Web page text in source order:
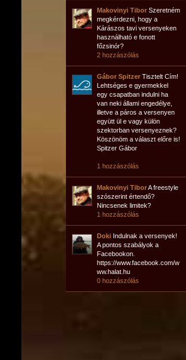
Makovinyi Tibor Szeretném
megkérdezni, hogy a
Kárászos tavi versenyeken
használható e fonott
főzsinór?
2 hozzászólás
Gábor Spitzer Tisztelt Cím!
Lehtséges e gyermekkel
egy csapatban indulni ha
van neki állami engedélye,
illetve a páros a versenyen
együtt ül e vagy külön
szektorban versenyeznek?
Köszönöm a választ előre is!
Spitzer Gábor
1 hozzászólás
Makovinyi TiborA freestyle
szószerint értendő?
Nincsenek limitek?
1 hozzászólás
Doki Indulnak a versenyek!
A pontos szabályok a
Facebookon.
https://www.facebook.com/w
ww.halat.hu
0 hozzászólás